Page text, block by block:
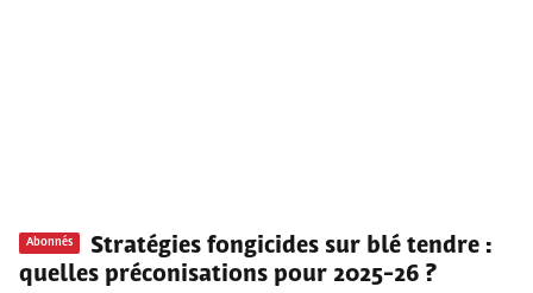
Abonnés
Stratégies fongicides sur blé tendre :
quelles préconisations pour 2025-26 ?